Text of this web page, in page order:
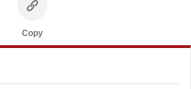
Copy